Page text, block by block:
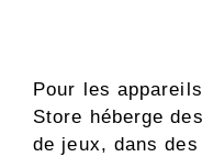
Pour les
Store héberge
de jeux, dans